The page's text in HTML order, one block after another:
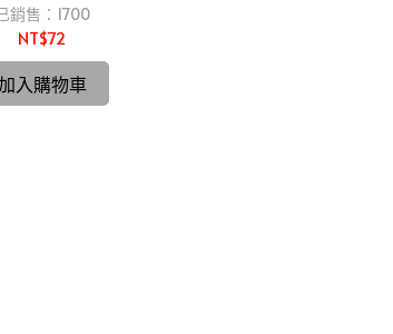
銷售：1700
NT$72
入購物車